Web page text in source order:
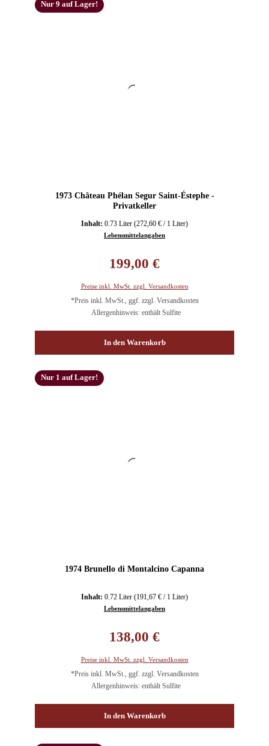
Nur 9 auf Lager!
1973 Château Phélan Segur Saint-Éstephe -
Privatkeller
Inhalt: 0.73 Liter (272,60 € / 1 Liter)
Lebensmittelangaben
199,00 €
Preise inkl. MwSt. zzgl. Versandkosten
*Preis inkl. MwSt., ggf. zzgl. Versandkosten
Allergenhinweis: enthält Sulfite
In den Warenkorb
Nur 1 auf Lager!
1974 Brunello di Montalcino Capanna
Inhalt: 0.72 Liter (191,67 € / 1 Liter)
Lebensmittelangaben
138,00 €
Preise inkl. MwSt. zzgl. Versandkosten
*Preis inkl. MwSt., ggf. zzgl. Versandkosten
Allergenhinweis: enthält Sulfite
In den Warenkorb